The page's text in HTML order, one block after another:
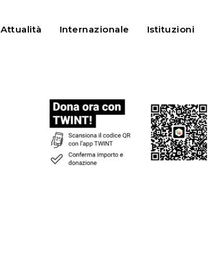
Attualità Internazionale Istituzioni